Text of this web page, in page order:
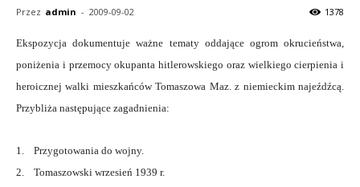
Przez admin - 2009-09-02 1378
Ekspozycja dokumentuje ważne tematy oddające ogrom okrucieństwa,
poniżenia i przemocy okupanta hitlerowskiego oraz wielkiego cierpienia i
heroicznej walki mieszkańców Tomaszowa Maz. z niemieckim najeźdźcą.
Przybliża następujące zagadnienia:
1. Przygotowania do wojny.
2. Tomaszowski wrzesień 1939 r.